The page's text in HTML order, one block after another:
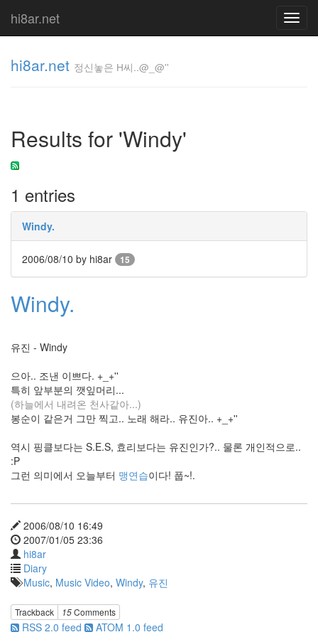
hi8ar.net
hi8ar.net 정신놓은 H씨..@_@''
Results for 'Windy'
1 entries
Windy.
2006/08/10 by hi8ar 15
Windy.
유진 - Windy
으아.. 조낸 이쁘다. +_+''
특히 앞부분의 깻잎머리...
(하늘에서 내려온 천사같아...)
봉순이 같은거 그만 찍고.. 노래 해라.. 유진아.. +_+''
역시 핑클보다는 S.E.S, 효리보다는 유진인가?.. 물론 개인적으로..
:P
그런 의미에서 오늘부터 맹연습이다! 풉~!.
2006/08/10 16:49
2007/01/05 23:36
hi8ar
Diary
Music, Music Video, Windy, 유진
Trackback 15Comments
RSS 2.0 feed ATOM 1.0 feed
씨..@_@''
Tag
Cloud
MassTagger
윤
실
성
내
자
준
썩
약
수
portal
공
모
전
그
데
이
션